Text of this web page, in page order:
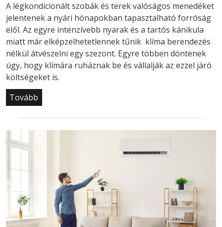
A légkondicionált szobák és terek valóságos menedéket
jelentenek a nyári hónapokban tapasztalható forróság
elől. Az egyre intenzívebb nyarak és a tartós kánikula
miatt már elképzelhetetlennek tűnik klíma berendezés
nélkül átvészelni egy szezont. Egyre többen döntenek
úgy, hogy klímára ruháznak be és vállalják az ezzel járó
költségeket is.
Tovább